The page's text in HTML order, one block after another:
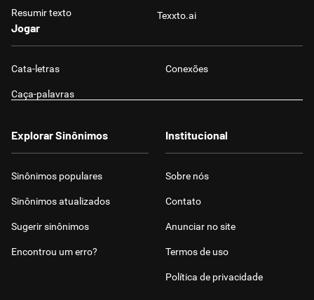
Resumir texto Texxto.ai
Jogar
Cata-letras Conexões
Caça-palavras
Explorar Sinônimos
Sinônimos populares
Sinônimos atualizados
Sugerir sinônimos
Encontrou um erro?
Institucional
Sobre nós
Contato
Anunciar no site
Termos de uso
Política de privacidade